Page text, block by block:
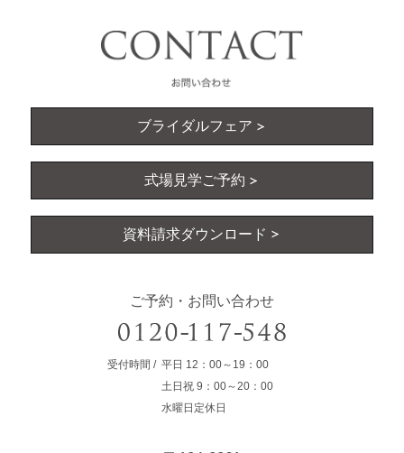
ブライダルフェア
式場見学ご予約
資料請求ダウンロード
ご予約・お問い合わせ
受付時間 平日 12：00～19：00
土日祝 9：00～20：00
水曜日定休日